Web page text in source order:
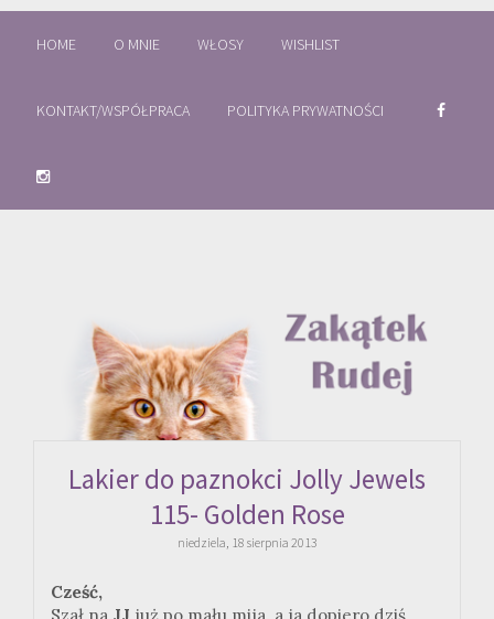
HOME O MNIE WŁOSY WISHLIST
KONTAKT/WSPÓŁPRACA POLITYKA PRYWATNOŚCI
Lakier do paznokci Jolly Jewels
115- Golden Rose
niedziela, 18 sierpnia 2013
Cześć,